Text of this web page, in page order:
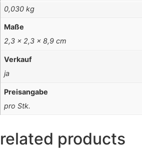
0,030 kg
Maße
2,3 × 2,3 × 8,9 cm
Verkauf
ja
Preisangabe
pro Stk.
related products